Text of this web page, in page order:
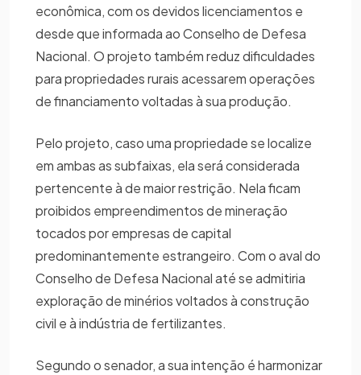
econômica, com os devidos licenciamentos e
desde que informada ao Conselho de Defesa
Nacional. O projeto também reduz dificuldades
para propriedades rurais acessarem operações
de financiamento voltadas à sua produção.
Pelo projeto, caso uma propriedade se localize
em ambas as subfaixas, ela será considerada
pertencente à de maior restrição. Nela ficam
proibidos empreendimentos de mineração
tocados por empresas de capital
predominantemente estrangeiro. Com o aval do
Conselho de Defesa Nacional até se admitiria
exploração de minérios voltados à construção
civil e à indústria de fertilizantes.
Segundo o senador, a sua intenção é harmonizar